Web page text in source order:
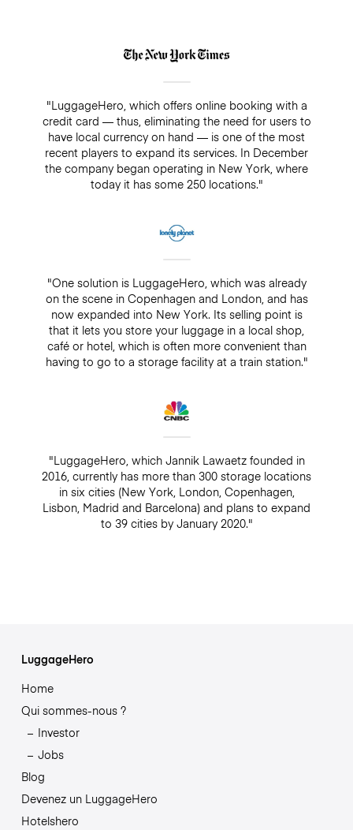
"LuggageHero, which offers online booking with a
credit card — thus, eliminating the need for users to
have local currency on hand — is one of the most
recent players to expand its services. In December
the company began operating in New York, where
today it has some 250 locations."
"One solution is LuggageHero, which was already
on the scene in Copenhagen and London, and has
now expanded into New York. Its selling point is
that it lets you store your luggage in a local shop,
café or hotel, which is often more convenient than
having to go to a storage facility at a train station."
"LuggageHero, which Jannik Lawaetz founded in
2016, currently has more than 300 storage locations
in six cities (New York, London, Copenhagen,
Lisbon, Madrid and Barcelona) and plans to expand
to 39 cities by January 2020."
LuggageHero
Home
Qui sommes-nous ?
Investor
Jobs
Blog
Devenez un LuggageHero
Hotelshero